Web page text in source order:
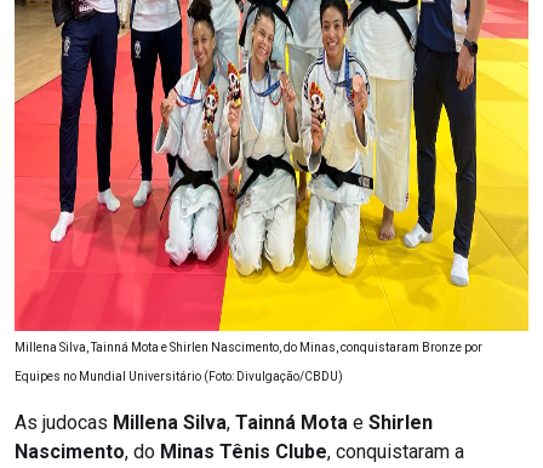
Millena Silva, Tainná Mota e Shirlen Nascimento, do Minas, conquistaram Bronze por
Equipes no Mundial Universitário (Foto: Divulgação/CBDU)
As judocas Millena Silva, Tainná Mota e Shirlen
Nascimento, do Minas Tênis Clube, conquistaram a